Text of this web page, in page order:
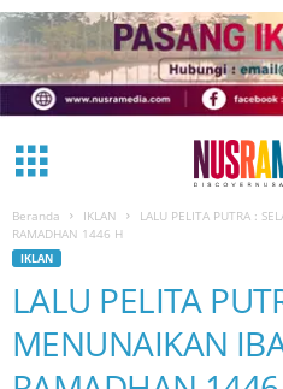
Beranda IKLAN
LALU PELITA PUTRA :
RAMADHAN 1446 H
IKLAN
LALU PELITA
MENUNAIKAN